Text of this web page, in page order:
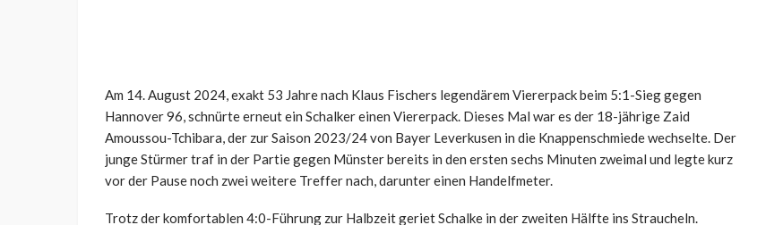
Am 14. August 2024, exakt 53 Jahre nach Klaus Fischers legendärem Viererpack beim 5:1-Sieg gegen
Hannover 96, schnürte erneut ein Schalker einen Viererpack. Dieses Mal war es der 18-jährige Zaid
Amoussou-Tchibara, der zur Saison 2023/24 von Bayer Leverkusen in die Knappenschmiede wechselte. Der
junge Stürmer traf in der Partie gegen Münster bereits in den ersten sechs Minuten zweimal und legte kurz
vor der Pause noch zwei weitere Treffer nach, darunter einen Handelfmeter.
Trotz der komfortablen 4:0-Führung zur Halbzeit geriet Schalke in der zweiten Hälfte ins Straucheln.